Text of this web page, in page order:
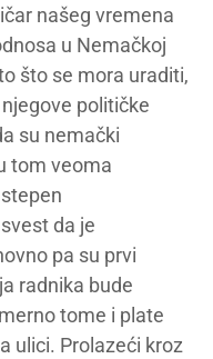
našeg vremena
u Nemačkoj
što se mora uraditi,
političke
su nemački
tom veoma
da je
pa su prvi
radnika bude
tome i plate
ulici. Prolazeći kroz